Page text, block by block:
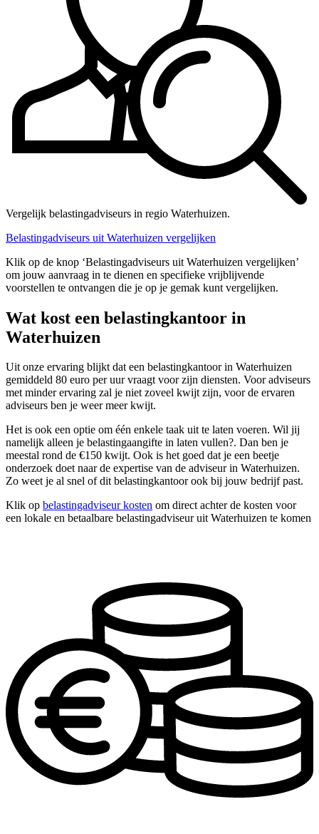
Vergelijk belastingadviseurs in regio Waterhuizen.
Belastingadviseurs uit Waterhuizen vergelijken
Klik op de knop ‘Belastingadviseurs uit Waterhuizen vergelijken’
om jouw aanvraag in te dienen en specifieke vrijblijvende
voorstellen te ontvangen die je op je gemak kunt vergelijken.
Wat kost een belastingkantoor in
Waterhuizen
Uit onze ervaring blijkt dat een belastingkantoor in Waterhuizen
gemiddeld 80 euro per uur vraagt voor zijn diensten. Voor adviseurs
met minder ervaring zal je niet zoveel kwijt zijn, voor de ervaren
adviseurs ben je weer meer kwijt.
Het is ook een optie om één enkele taak uit te laten voeren. Wil jij
namelijk alleen je belastingaangifte in laten vullen?. Dan ben je
meestal rond de €150 kwijt. Ook is het goed dat je een beetje
onderzoek doet naar de expertise van de adviseur in Waterhuizen.
Zo weet je al snel of dit belastingkantoor ook bij jouw bedrijf past.
Klik op belastingadviseur kosten om direct achter de kosten voor
een lokale en betaalbare belastingadviseur uit Waterhuizen te komen